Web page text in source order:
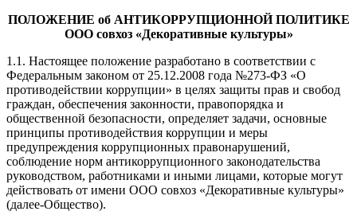
ПОЛОЖЕНИЕ об АНТИКОРРУПЦИОННОЙ ПОЛИТИКЕ
ООО совхоз «Декоративные культуры»
1.1. Настоящее положение разработано в соответствии с
Федеральным законом от 25.12.2008 года №273-ФЗ «О
противодействии коррупции» в целях защиты прав и свобод
граждан, обеспечения законности, правопорядка и
общественной безопасности, определяет задачи, основные
принципы противодействия коррупции и меры
предупреждения коррупционных правонарушений,
соблюдение норм антикоррупционного законодательства
руководством, работниками и иными лицами, которые могут
действовать от имени ООО совхоз «Декоративные культуры»
(далее-Общество).